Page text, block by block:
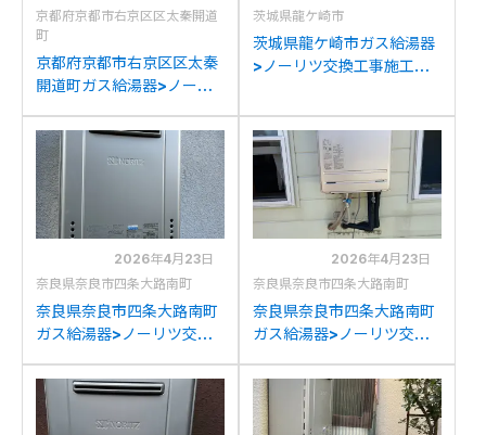
京都府京都市右京区区太秦開道
町
京都府京都市右京区区太秦
開道町ガス給湯器>ノーリ
リツGT-2428SAWXから
ノーリツGT-C2072SAW
BLへの交換
茨城県龍ケ崎市
茨城県龍ケ崎市ガス給湯器
>ノーリツ交換工事施工事
C2052SAWX-2からノー
リツGT-C2072SAW BLへ
の交換
2026年4月23日
奈良県奈良市四条大路南町
奈良県奈良市四条大路南町
ガス給湯器>ノーリツ交換
GT-C2032SAWXからノ
ーリツGT-C2072SAW BL
への交換
2026年4月23日
奈良県奈良市四条大路南町
奈良県奈良市四条大路南町
ガス給湯器>ノーリツ交換
GT-C2032SAWXからノ
ーリツGT-C2072SAW BL
への交換